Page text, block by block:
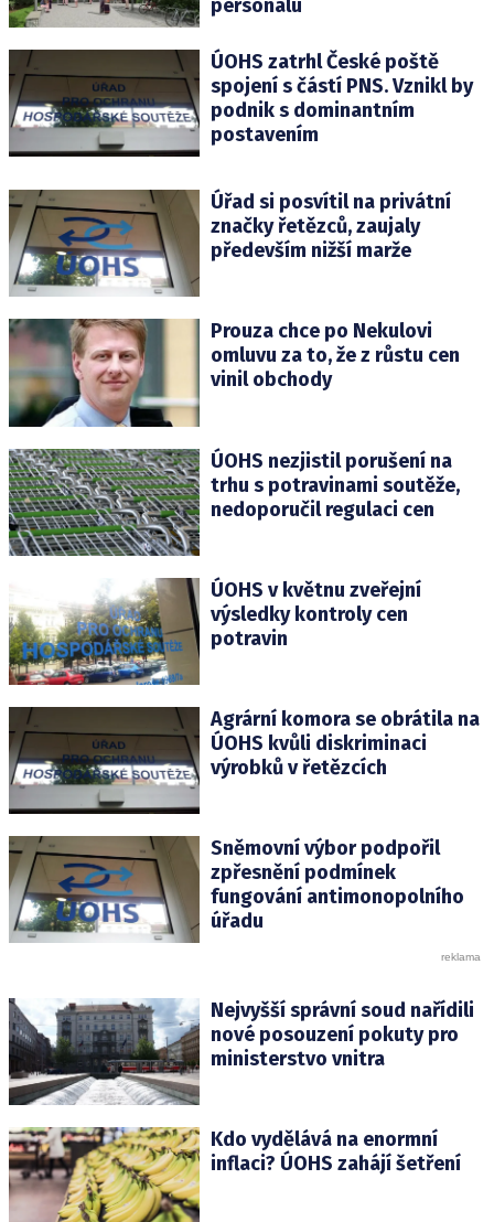
personálu
ÚOHS zatrhl České poště
spojení s částí PNS. Vznikl by
podnik s dominantním
postavením
Úřad si posvítil na privátní
značky řetězců, zaujaly
především nižší marže
Prouza chce po Nekulovi
omluvu za to, že z růstu cen
vinil obchody
ÚOHS nezjistil porušení na
trhu s potravinami soutěže,
nedoporučil regulaci cen
ÚOHS v květnu zveřejní
výsledky kontroly cen
potravin
Agrární komora se obrátila na
ÚOHS kvůli diskriminaci
výrobků v řetězcích
Sněmovní výbor podpořil
zpřesnění podmínek
fungování antimonopolního
úřadu
Nejvyšší správní soud nařídili
nové posouzení pokuty pro
ministerstvo vnitra
Kdo vydělává na enormní
inflaci? ÚOHS zahájí šetření